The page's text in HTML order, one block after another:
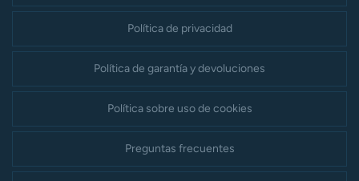
Política de privacidad
Política de garantía y devoluciones
Política sobre uso de cookies
Preguntas frecuentes